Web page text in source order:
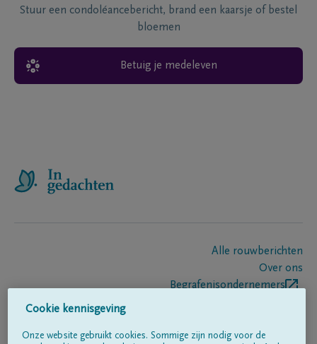
Stuur een condoléancebericht, brand een kaarsje of bestel
bloemen
Betuig je medeleven
Alle rouwberichten
Over ons
Begrafenisondernemers
Cookie kennisgeving
Onze website gebruikt cookies. Sommige zijn nodig voor de